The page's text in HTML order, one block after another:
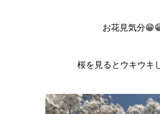
お花見気分
桜を見るとウキウキ